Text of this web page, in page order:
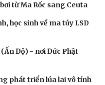
từ Ma Rốc sang Ceuta
học sinh về ma túy LSD
(Ấn Độ) - nơi Đức Phật
phát triển lúa lai vô tính